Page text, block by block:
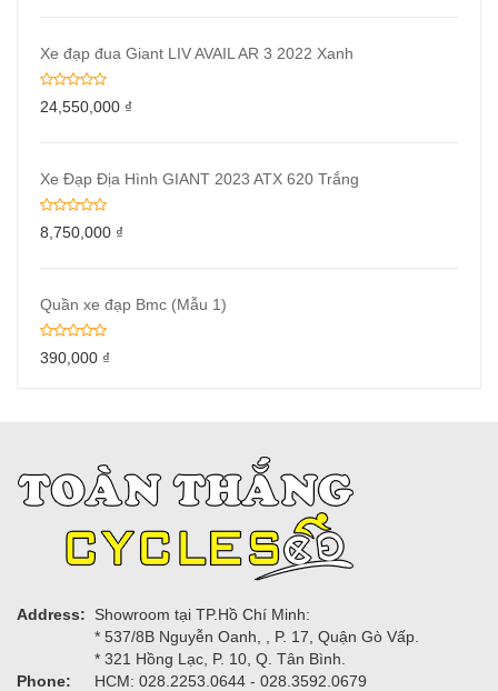
Xe đạp đua Giant LIV AVAIL AR 3 2022 Xanh
24,550,000 ₫
Xe Đạp Địa Hình GIANT 2023 ATX 620 Trắng
8,750,000 ₫
Quần xe đạp Bmc (Mẫu 1)
390,000 ₫
Address:
Showroom tại TP.Hồ Chí Minh:
* 537/8B Nguyễn Oanh, , P. 17, Quận Gò Vấp.
* 321 Hồng Lạc, P. 10, Q. Tân Bình.
Phone:
HCM: 028.2253.0644 - 028.3592.0679